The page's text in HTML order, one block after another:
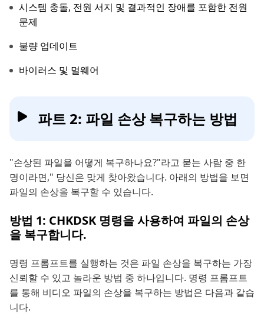
시스템 충돌, 전원 서지 및 결과적인 장애를 포함한 전원
문제
불량 업데이트
바이러스 및 멀웨어
파트 2: 파일 손상 복구하는 방법
"손상된 파일을 어떻게 복구하나요?"라고 묻는 사람 중 한
명이라면," 당신은 맞게 찾아왔습니다. 아래의 방법을 보면
파일의 손상을 복구할 수 있습니다.
방법 1: CHKDSK 명령을 사용하여 파일의 손상
을 복구합니다.
명령 프롬프트를 실행하는 것은 파일 손상을 복구하는 가장
신뢰할 수 있고 놀라운 방법 중 하나입니다. 명령 프롬프트
를 통해 비디오 파일의 손상을 복구하는 방법은 다음과 같습
니다.